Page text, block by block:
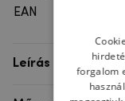
EAN
Leírás
forgalom